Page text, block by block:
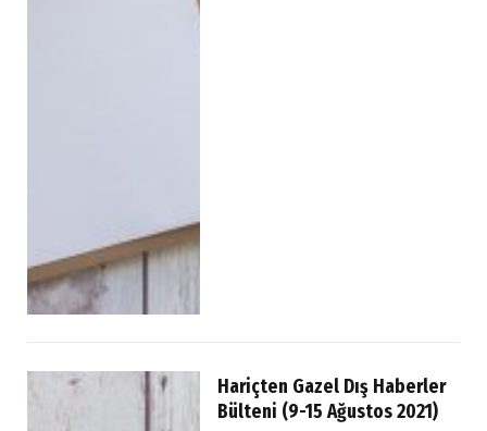
Hariçten Gazel Dış Haberler
Bülteni (9-15 Ağustos 2021)